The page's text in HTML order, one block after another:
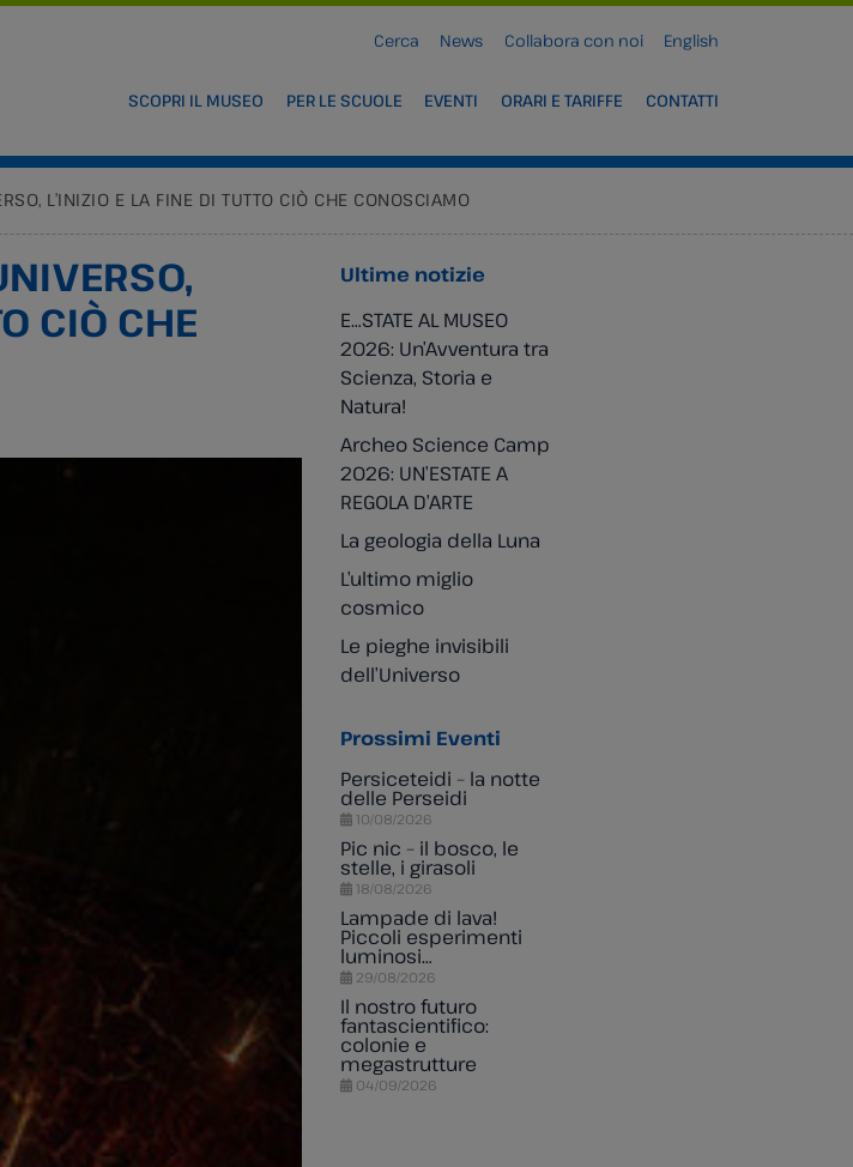
Cerca News Collabora con noi English
SCOPRI IL MUSEO PER LE SCUOLE EVENTI ORARI E TARIFFE CONTATTI
L’INIZIO E LA FINE DI TUTTO CIÒ CHE CONOSCIAMO
CIÒ CHE
Ultime notizie
E…STATE AL MUSEO
2026: Un’Avventura tra
Scienza, Storia e
Natura!
Archeo Science Camp
2026: UN’ESTATE A
REGOLA D’ARTE
La geologia della Luna
L’ultimo miglio
cosmico
Le pieghe invisibili
dell’Universo
Prossimi Eventi
Persiceteidi – la notte
delle Perseidi
10/08/2026
Pic nic – il bosco, le
stelle, i girasoli
18/08/2026
Lampade di lava!
Piccoli esperimenti
luminosi…
29/08/2026
Il nostro futuro
fantascientifico:
colonie e
megastrutture
04/09/2026